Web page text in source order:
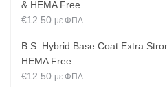
& HEMA Free
€12.50 με ΦΠΑ
B.S. Hybrid Base Coat Extra
HEMA Free
€12.50 με ΦΠΑ